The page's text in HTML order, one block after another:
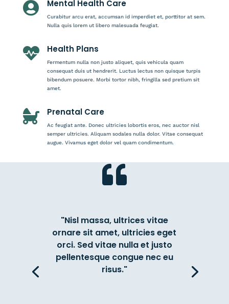
 Mental Health Care
Curabitur arcu erat, accumsan id imperdiet et, porttitor at sem.
Nulla quis lorem ut libero malesuada feugiat.
 Health Plans
Fermentum nulla non justo aliquet, quis vehicula quam
consequat duis ut hendrerit. Luctus lectus non quisque turpis
bibendum posuere. Morbi tortor nibh, fringilla sed pretium sit
amet.
 Prenatal Care
Ac feugiat ante. Donec ultricies lobortis eros, nec auctor nisl
semper ultricies. Aliquam sodales nulla dolor. Vitae consequat
augue. Vivamus eget dolor vel quam condimentum.

"Nisl massa, ultrices vitae
ornare sit amet, ultricies eget
orci. Sed vitae nulla et justo
pellentesque congue nec eu
risus."